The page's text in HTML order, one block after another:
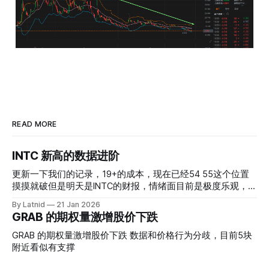
READ MORE
INTC 新高的数据进阶
更新一下我们的记录，19+的成本，现在已经54 55这个位置
摸摸就破但是明天是INTC的财报，情绪面目前是极度乐观，反
是突破前的支撑CC感觉可以做，放远些, 因为18A的经验还未
真正得到普遍大众的关注，当然财报可以继续出新消息顶一下
压力位置。 数据在70驻扎 整体呈现 47 – 60 短期位置
By Latnid 21 Jan 2026
GRAB 的期权量激增股价下跌
GRAB 的期权量激增股价下跌 数据和价格行为分歧，目前5块
附近看似有支撑